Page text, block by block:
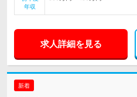
年収
求人詳細を見る
新着